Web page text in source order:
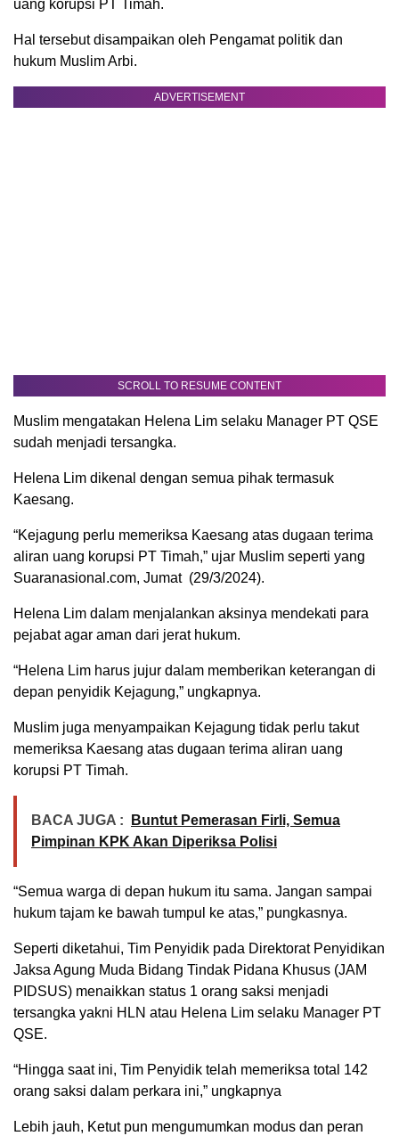
uang korupsi PT Timah.
Hal tersebut disampaikan oleh Pengamat politik dan
hukum Muslim Arbi.
ADVERTISEMENT
SCROLL TO RESUME CONTENT
Muslim mengatakan Helena Lim selaku Manager PT QSE
sudah menjadi tersangka.
Helena Lim dikenal dengan semua pihak termasuk
Kaesang.
“Kejagung perlu memeriksa Kaesang atas dugaan terima
aliran uang korupsi PT Timah,” ujar Muslim seperti yang
Suaranasional.com, Jumat (29/3/2024).
Helena Lim dalam menjalankan aksinya mendekati para
pejabat agar aman dari jerat hukum.
“Helena Lim harus jujur dalam memberikan keterangan di
depan penyidik Kejagung,” ungkapnya.
Muslim juga menyampaikan Kejagung tidak perlu takut
memeriksa Kaesang atas dugaan terima aliran uang
korupsi PT Timah.
BACA JUGA :
Buntut Pemerasan Firli, Semua
Pimpinan KPK Akan Diperiksa Polisi
“Semua warga di depan hukum itu sama. Jangan sampai
hukum tajam ke bawah tumpul ke atas,” pungkasnya.
Seperti diketahui, Tim Penyidik pada Direktorat Penyidikan
Jaksa Agung Muda Bidang Tindak Pidana Khusus (JAM
PIDSUS) menaikkan status 1 orang saksi menjadi
tersangka yakni HLN atau Helena Lim selaku Manager PT
QSE.
“Hingga saat ini, Tim Penyidik telah memeriksa total 142
orang saksi dalam perkara ini,” ungkapnya
Lebih jauh, Ketut pun mengumumkan modus dan peran